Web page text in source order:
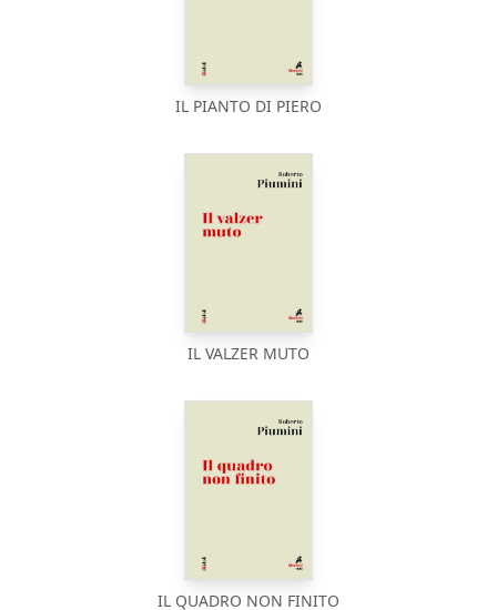
IL PIANTO DI PIERO
IL VALZER MUTO
IL QUADRO NON FINITO